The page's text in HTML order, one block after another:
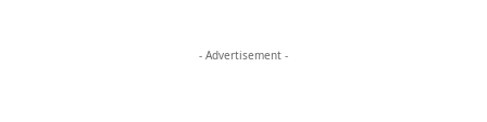
- Advertisement -